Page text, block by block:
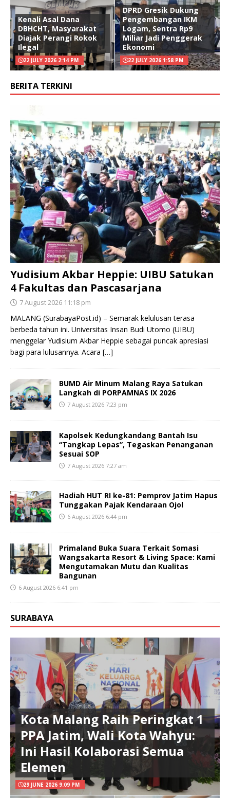
Kenali Asal Dana
DBHCHT, Masyarakat
Diajak Perangi Rokok
Ilegal
22 JULY 2026 2:14 PM
DPRD Gresik Dukung
Pengembangan IKM
Logam, Sentra Rp9
Miliar Jadi Penggerak
Ekonomi
22 JULY 2026 1:58 PM
BERITA TERKINI
Yudisium Akbar Heppie: UIBU Satukan
4 Fakultas dan Pascasarjana
7 August 2026 11:18 pm
MALANG (SurabayaPost.id) – Semarak kelulusan terasa
berbeda tahun ini. Universitas Insan Budi Utomo (UIBU)
menggelar Yudisium Akbar Heppie sebagai puncak apresiasi
bagi para lulusannya. Acara […]
BUMD Air Minum Malang Raya Satukan
Langkah di PORPAMNAS IX 2026
7 August 2026 7:23 pm
Kapolsek Kedungkandang Bantah Isu
“Tangkap Lepas”, Tegaskan Penanganan
Sesuai SOP
7 August 2026 7:27 am
Hadiah HUT RI ke-81: Pemprov Jatim Hapus
Tunggakan Pajak Kendaraan Ojol
6 August 2026 6:44 pm
Primaland Buka Suara Terkait Somasi
Wangsakarta Resort & Living Space: Kami
Mengutamakan Mutu dan Kualitas
Bangunan
6 August 2026 6:41 pm
SURABAYA
Kota Malang Raih Peringkat 1
PPA Jatim, Wali Kota Wahyu:
Ini Hasil Kolaborasi Semua
Elemen
29 JUNE 2026 9:09 PM